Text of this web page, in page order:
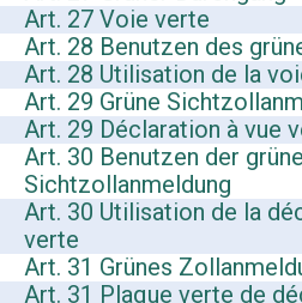
Art. 27 Voie verte
Art. 28 Benutzen des
Art. 28 Utilisation de la
Art. 29 Grüne
Art. 29 Déclaration à vue
Art. 30 Benutzen der
Sichtzollanmeldung
Art. 30 Utilisation de la
verte
Art. 31 Grünes
Art. 31 Plaque verte de